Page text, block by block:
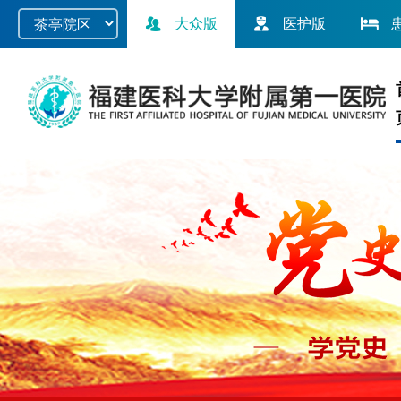
大众版 医护版